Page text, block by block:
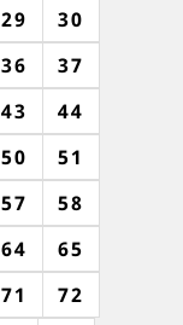
29
30
36
37
43
44
50
51
57
58
64
65
71 72